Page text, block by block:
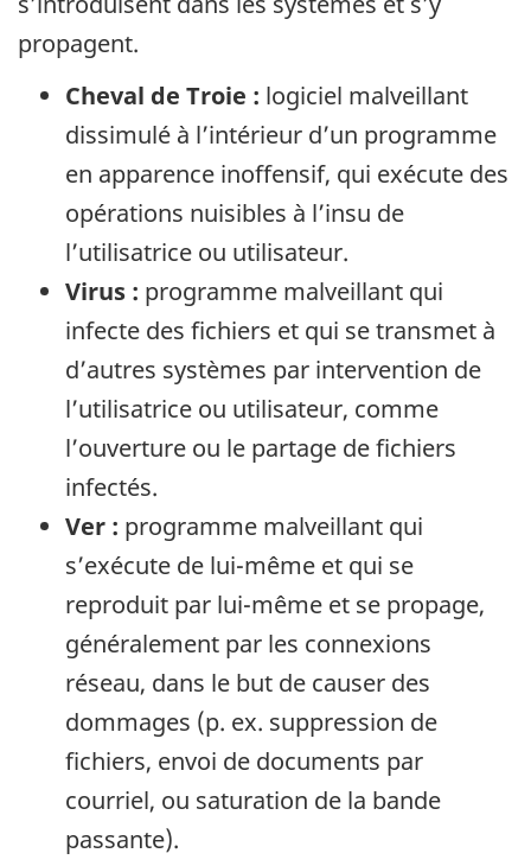
propagent.
Cheval de Troie : logiciel malveillant
dissimulé à l’intérieur d’un programme
en apparence inoffensif, qui exécute des
opérations nuisibles à l’insu de
l’utilisatrice ou utilisateur.
Virus : programme malveillant qui
infecte des fichiers et qui se transmet à
d’autres systèmes par intervention de
l’utilisatrice ou utilisateur, comme
l’ouverture ou le partage de fichiers
infectés.
Ver : programme malveillant qui
s’exécute de lui-même et qui se
reproduit par lui-même et se propage,
généralement par les connexions
réseau, dans le but de causer des
dommages (p. ex. suppression de
fichiers, envoi de documents par
courriel, ou saturation de la bande
passante).